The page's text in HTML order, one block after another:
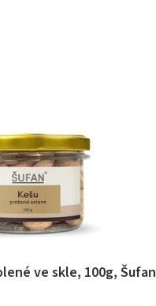
ve skle, 100g, Šufan